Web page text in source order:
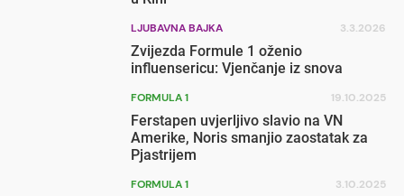
LJUBAVNA BAJKA 3.3.2026
Zvijezda Formule 1 oženio
influensericu: Vjenčanje iz snova
FORMULA 1 19.10.2025
Ferstapen uvjerljivo slavio na VN
Amerike, Noris smanjio zaostatak za
Pjastrijem
FORMULA 1 3.10.2025